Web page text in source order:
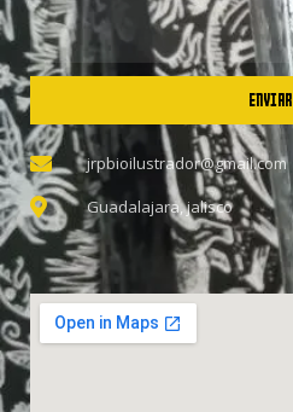
ENVIAR
jrpbioilustrador@gmail.com
Guadalajara, jalisco